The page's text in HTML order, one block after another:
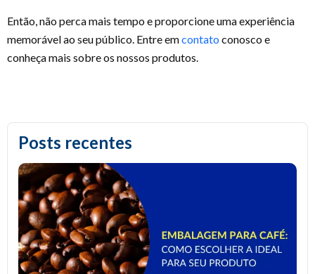
Então, não perca mais tempo e proporcione uma experiência
memorável ao seu público. Entre emcontatoconosco e
conheça mais sobre os nossos produtos.